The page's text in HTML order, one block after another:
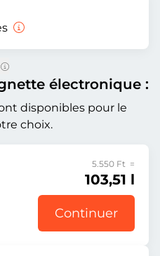
électronique :
disponibles pour le
choix.
5.550 Ft =
103,51 l
Continuer